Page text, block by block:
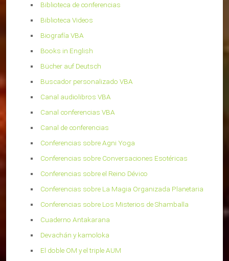
Biblioteca de conferencias
Biblioteca Videos
Biografía VBA
Books in English
Bücher auf Deutsch
Buscador personalizado VBA
Canal audiolibros VBA
Canal conferencias VBA
Canal de conferencias
Conferencias sobre Agni Yoga
Conferencias sobre Conversaciones Esotéricas
Conferencias sobre el Reino Dévico
Conferencias sobre La Magia Organizada Planetaria
Conferencias sobre Los Misterios de Shamballa
Cuaderno Antakarana
Devachán y kamoloka
El doble OM y el triple AUM